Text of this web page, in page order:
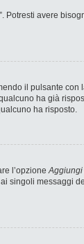
avere
il pulsante
ha già
ha risposto.
l’opzioneAggiungi
singoli messaggi